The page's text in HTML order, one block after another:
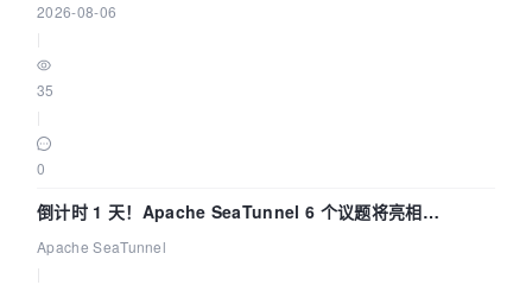
2026-08-06
35
0
倒计时 1 天！Apache SeaTunnel 6 个议题将亮相
Community Over Code Asia 2026
Apache SeaTunnel